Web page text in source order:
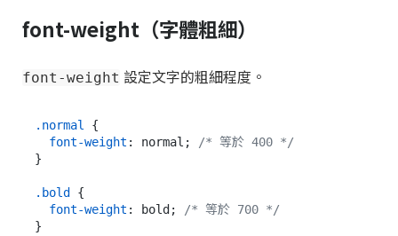
font-weight（字體粗細）
font-weight 設定文字的粗細程度。
.normal
{
font-weight : normal;
/* 等於 400 */
}
.bold
{
font-weight : bold;
/* 等於 700 */
}